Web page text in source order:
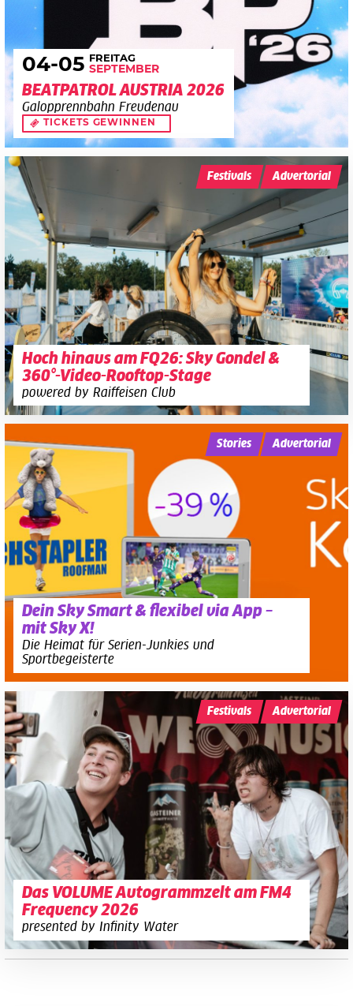
04-05 FREITAG
SEPTEMBER
BEATPATROL AUSTRIA 2026
Galopprennbahn Freudenau
TICKETS GEWINNEN
Hoch hinaus am FQ26: Sky Gondel &
360°-Video-Rooftop-Stage
powered by Raiffeisen Club
Festivals Advertorial
Dein Sky Smart & flexibel via App –
mit Sky X!
Die Heimat für Serien-Junkies und
Sportbegeisterte
Stories Advertorial
Das VOLUME Autogrammzelt am FM4
Frequency 2026
presented by Infinity Water
Festivals Advertorial